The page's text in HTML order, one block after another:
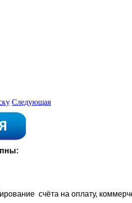
Следующая
счёта на оплату,